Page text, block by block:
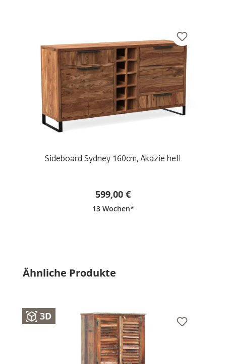
Sideboard Sydney 160cm, Akazie hell
599,00 €
13 Wochen*
Produktgalerie überspringen
Ähnliche Produkte
3D